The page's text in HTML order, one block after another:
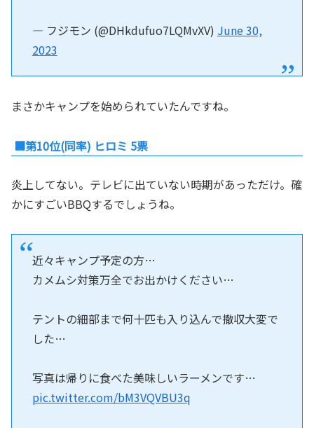
— フジモン (@DHkdufuo7LQMvXV) June 30,
2023
まさかキャンプを始められていたんですね。
■第10位(同率) ヒロミ 5票
炎上してない。テレビに出ていない時期があっただけ。確
かにすごいBBQするでしょうね。
近々キャンプ予定の方…
カメムシ対策万全でお出かけください…
テントの細部まで何十匹も入り込んで撤収大変で
した…
写真は帰りに食べた美味しいラーメンです…
pic.twitter.com/bM3VQVBU3q